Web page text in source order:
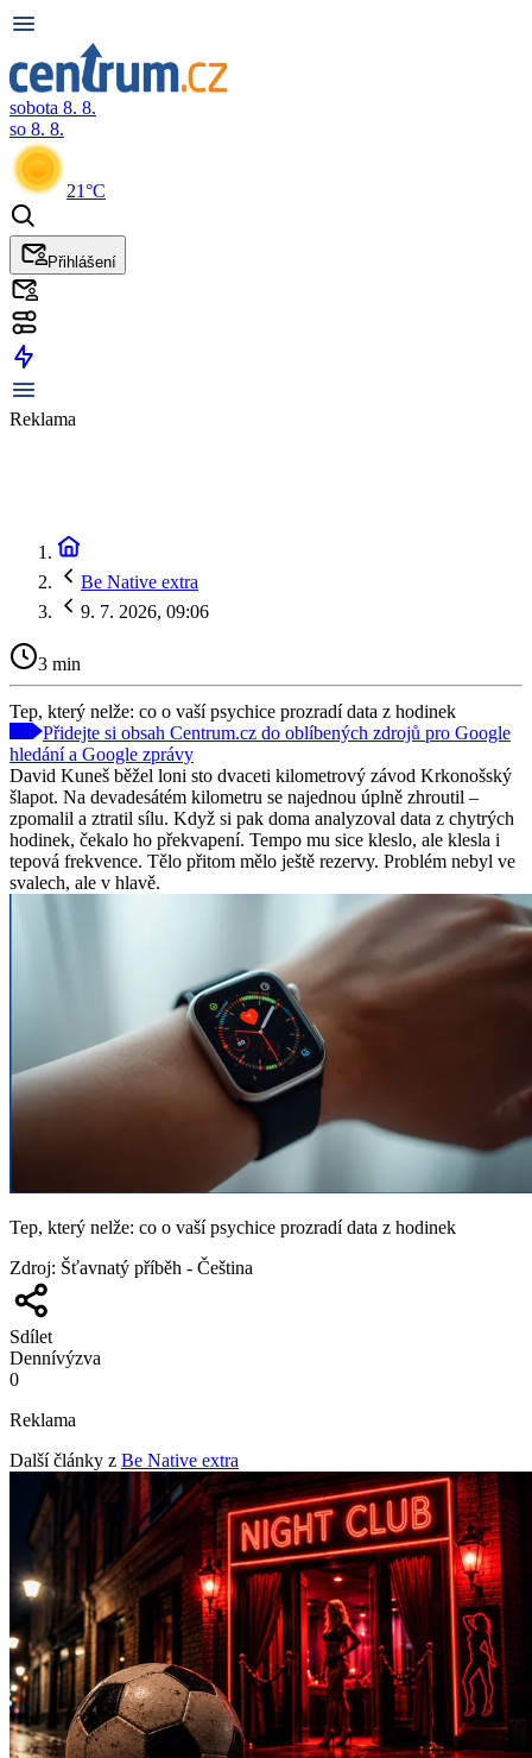
sobota 8. 8.
so 8. 8.
21°C
Přihlášení
Reklama
Be Native extra
9. 7. 2026, 09:06
3 min
Tep, který nelže: co o vaší psychice prozradí data z hodinek
Přidejte si obsah Centrum.cz do oblíbených zdrojů pro Google
hledání a Google zprávy
David Kuneš běžel loni sto dvaceti kilometrový závod Krkonošský
šlapot. Na devadesátém kilometru se najednou úplně zhroutil –
zpomalil a ztratil sílu. Když si pak doma analyzoval data z chytrých
hodinek, čekalo ho překvapení. Tempo mu sice kleslo, ale klesla i
tepová frekvence. Tělo přitom mělo ještě rezervy. Problém nebyl ve
svalech, ale v hlavě.
Tep, který nelže: co o vaší psychice prozradí data z hodinek
Zdroj: Šťavnatý příběh - Čeština
Sdílet
Dennívýzva
0
Reklama
Další články z Be Native extra